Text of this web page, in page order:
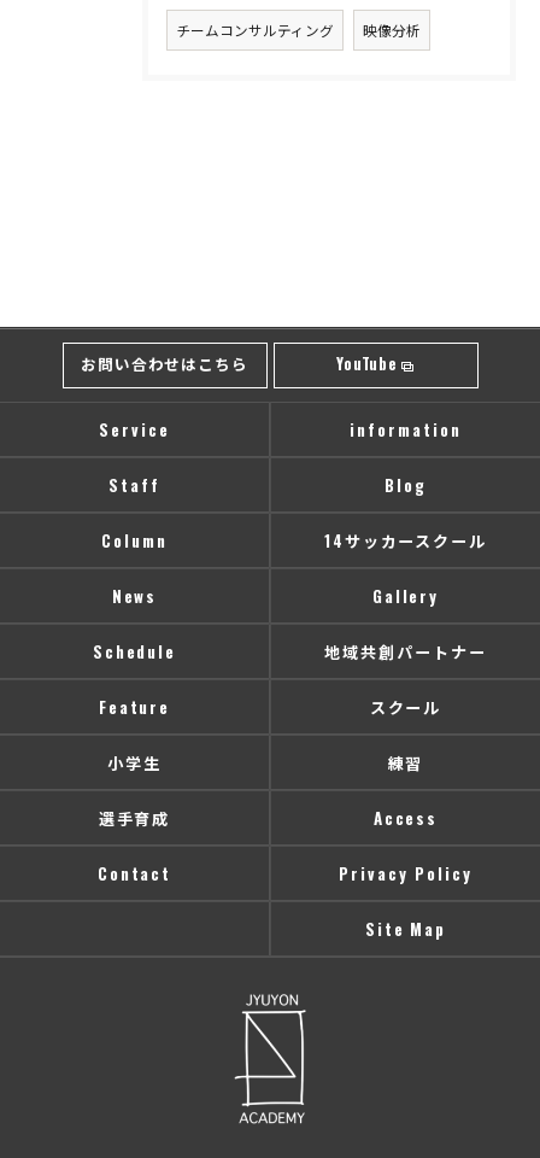
チームコンサルティング 映像分析
お問い合わせはこちら YouTube
Service information
Staff Blog
Column 14サッカースクール
News Gallery
Schedule 地域共創パートナー
Feature スクール
小学生 練習
選手育成 Access
Contact Privacy Policy
Site Map